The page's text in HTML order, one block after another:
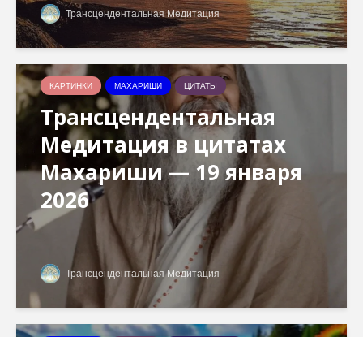
Трансцендентальная Медитация
КАРТИНКИ МАХАРИШИ ЦИТАТЫ
Трансцендентальная
Медитация в цитатах
Махариши — 19 января
2026
Трансцендентальная Медитация